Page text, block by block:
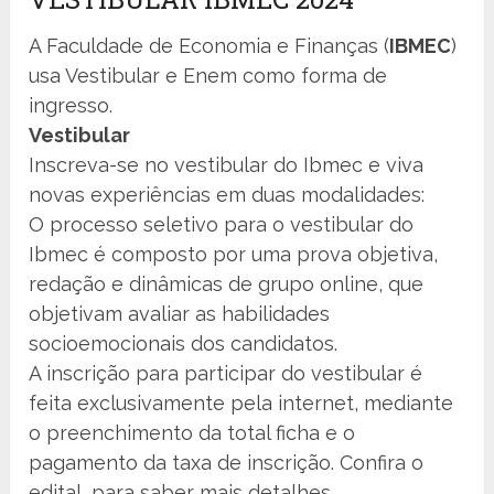
A Faculdade de Economia e Finanças (IBMEC)
usa Vestibular e Enem como forma de
ingresso.
Vestibular
Inscreva-se no vestibular do Ibmec e viva
novas experiências em duas modalidades:
O processo seletivo para o vestibular do
Ibmec é composto por uma prova objetiva,
redação e dinâmicas de grupo online, que
objetivam avaliar as habilidades
socioemocionais dos candidatos.
A inscrição para participar do vestibular é
feita exclusivamente pela internet, mediante
o preenchimento da total ficha e o
pagamento da taxa de inscrição. Confira o